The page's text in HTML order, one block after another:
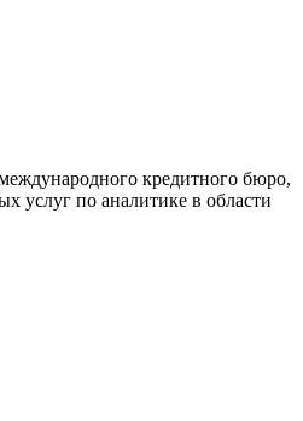
кредитного бюро,
услуг по аналитике в области